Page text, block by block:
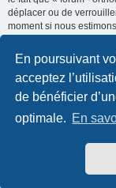
En poursuivant
acceptez
de bénéficier
optimale. En
déplacer ou de
moment si nous
que toutes les
dans notre base de
diffusées à une tierce
.com », ni phpBB, ne
tentative de piratage